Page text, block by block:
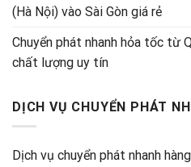
(Hà Nội) vào Sài Gòn giá rẻ
Chuyển phát nhanh hỏa tốc từ
chất lượng uy tín
DỊCH VỤ CHUYỂN PHÁT
Dịch vụ chuyển phát nhanh